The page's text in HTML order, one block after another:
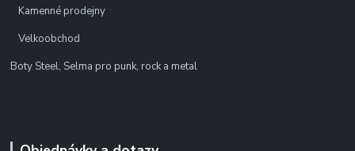
Kamenné prodejny
Velkoobchod
Boty Steel, Selma pro punk, rock a metal